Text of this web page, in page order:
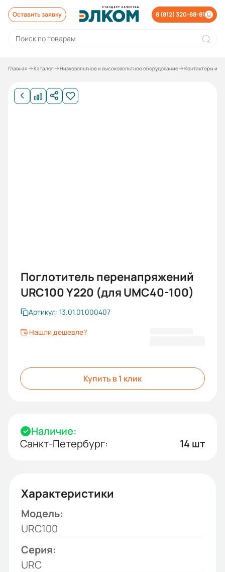
Оставить заявку 8 (812) 320-88-81
Главная Каталог Низковольтное и высоковольтное оборудование Контакторы и
Поглотитель перенапряжений
URC100 Y220 (для UMC40-100)
Артикул: 13.01.01.000407
Нашли дешевле?
Купить в 1 клик
Наличие:
Санкт-Петербург:
14 шт
Характеристики
Модель:
URC100
Серия:
URC